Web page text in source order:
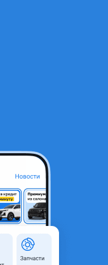
Проверенный продавец
быть